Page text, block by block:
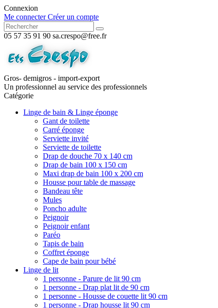
Connexion
Me connecter Créer un compte
05 57 35 91 90 sa.crespo@free.fr
Gros- demigros - import-export
Un professionnel au service des professionnels
Catégorie
Linge de bain & Linge éponge
Gant de toilette
Carré éponge
Serviette invité
Serviette de toilette
Drap de douche 70 x 140 cm
Drap de bain 100 x 150 cm
Maxi drap de bain 100 x 200 cm
Housse pour table de massage
Bandeau tête
Mules
Poncho adulte
Peignoir
Peignoir enfant
Paréo
Tapis de bain
Coffret éponge
Cape de bain pour bébé
Linge de lit
1 personne - Parure de lit 90 cm
1 personne - Drap plat lit de 90 cm
1 personne - Housse de couette lit 90 cm
1 personne - Drap housse lit 90 cm